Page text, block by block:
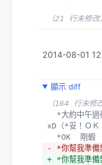
（21 行未修改
2014-08-01
顯示 diff
（164 行未修
xD（*妥！ＯＫ
  *OK  剛蝦
- *你幫我準備
+ *你幫我準備